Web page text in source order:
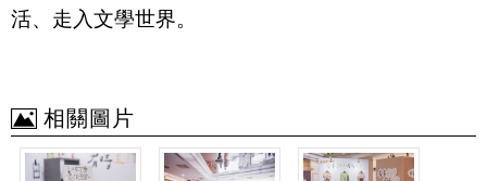
活、走入文學世界。
相關圖片